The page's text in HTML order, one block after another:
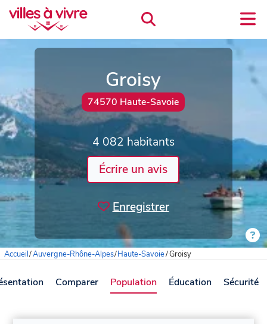
Groisy
74570 Haute-Savoie
4 082 habitants
Écrire un avis
Enregistrer
Accueil/Auvergne-Rhône-Alpes/Haute-Savoie/Groisy
Comparer Population Éducation Sécurité